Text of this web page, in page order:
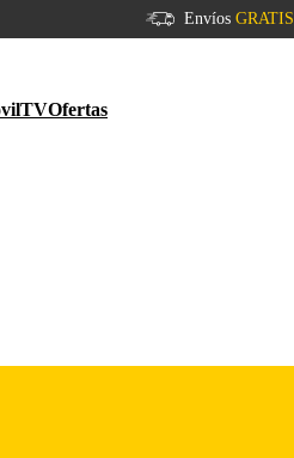
Envíos GRATIS
TVOfertas